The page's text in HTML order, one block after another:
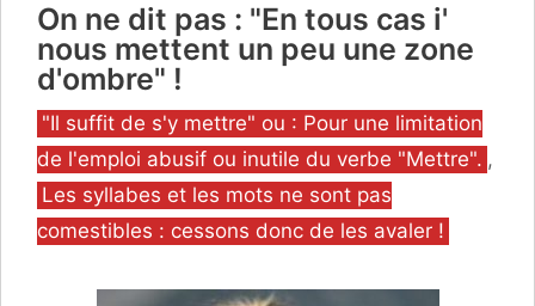
On ne dit pas : "En tous cas i'
nous mettent un peu une zone
d'ombre" !
Catégories
"Il suffit de s'y mettre" ou : Pour une limitation
de l'emploi abusif ou inutile du verbe "Mettre". ,
Les syllabes et les mots ne sont pas
comestibles : cessons donc de les avaler !